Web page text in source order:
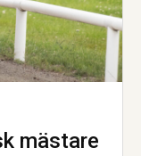
mästare